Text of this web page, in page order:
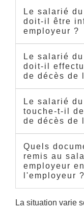
Le salarié
doit-il être
employeur ?
Le salarié
doit-il
de décès de
Le salarié
touche-t-il
de décès de
Quels
remis au
employeur
l'employeur ?
La situation varie